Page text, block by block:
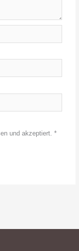
und akzeptiert. *